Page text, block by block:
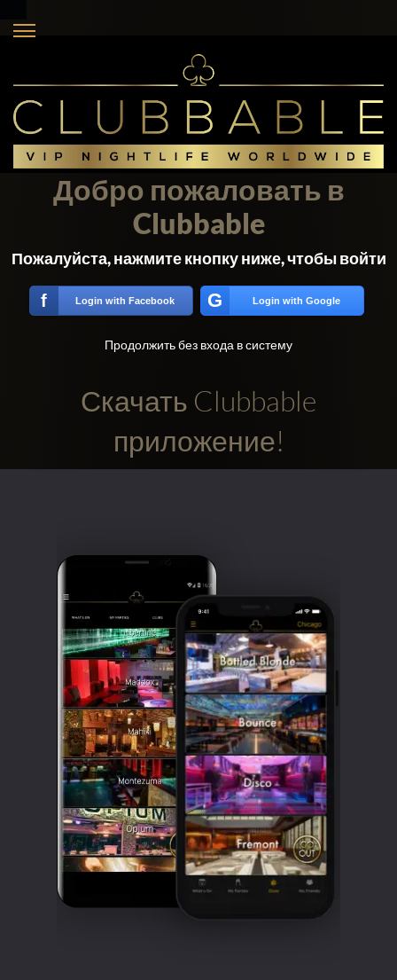
аккаунты
соцсетях:
Добро пожаловать в
Clubbable
Пожалуйста, нажмите кнопку ниже, чтобы войти
f Login with Facebook G Login with Google
Продолжить без входа в систему
Скачать Clubbable
приложение!